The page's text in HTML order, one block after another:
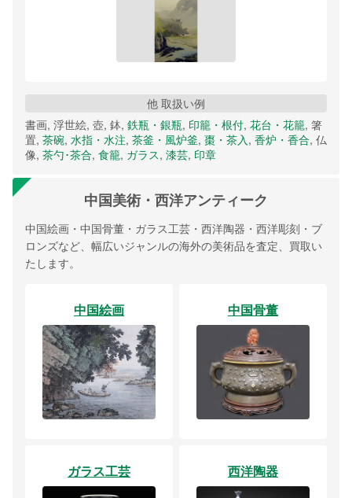
他 取扱い例
書画, 浮世絵, 壺, 鉢, 鉄瓶・銀瓶, 印籠・根付, 花台・花籠, 箸
置, 茶碗, 水指・水注, 茶釜・風炉釜, 棗・茶入, 香炉・香合, 仏
像, 茶勺･茶合, 食籠, ガラス, 漆芸, 印章
中国美術・西洋アンティーク
中国絵画・中国骨董・ガラス工芸・西洋陶器・西洋彫刻・ブ
ロンズなど、幅広いジャンルの海外の美術品を査定、買取い
たします。
中国絵画 中国骨董
ガラス工芸 西洋陶器